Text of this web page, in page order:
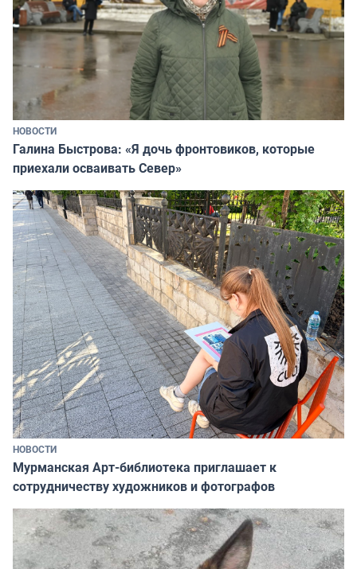
НОВОСТИ
Галина Быстрова: «Я дочь фронтовиков, которые
приехали осваивать Север»
НОВОСТИ
Мурманская Арт-библиотека приглашает к
сотрудничеству художников и фотографов